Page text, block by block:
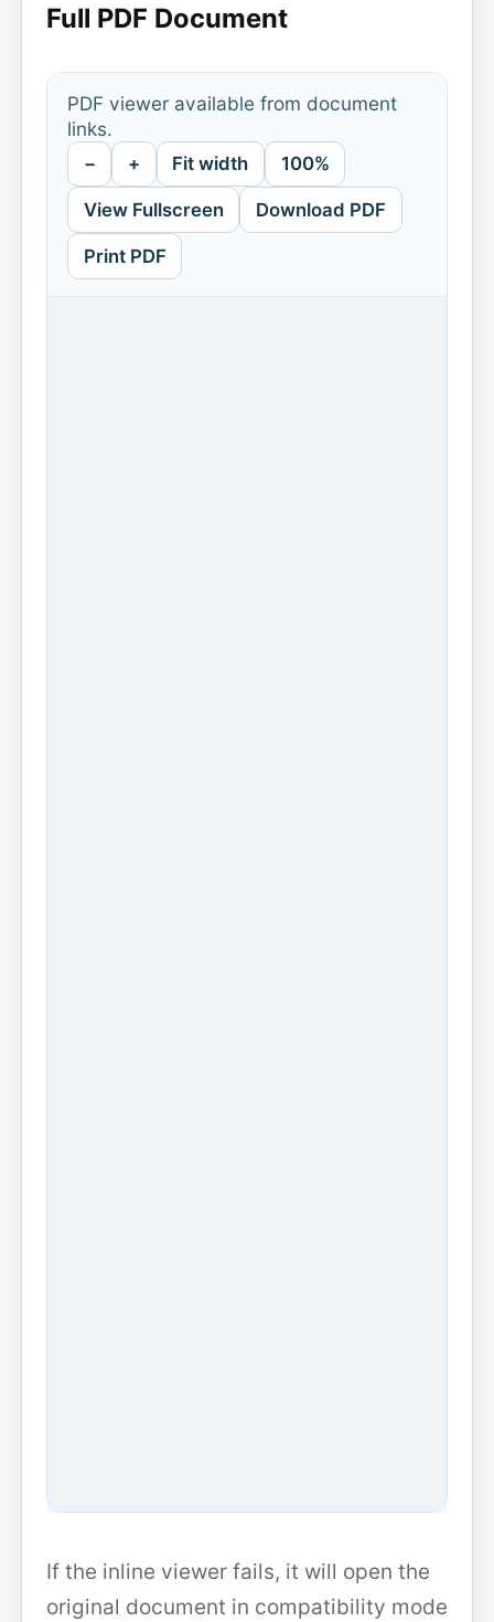
Full PDF Document
PDF viewer available from document
links.
− + Fit width 100%
View Fullscreen Download PDF
Print PDF
If the inline viewer fails, it will open the
original document in compatibility mode